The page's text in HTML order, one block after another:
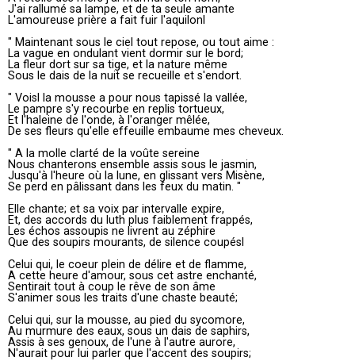
J'ai rallumé sa lampe, et de ta seule amante
L'amoureuse prière a fait fuir l'aquilonl
" Maintenant sous le ciel tout repose, ou tout aime :
La vague en ondulant vient dormir sur le bord;
La fleur dort sur sa tige, et la nature même
Sous le dais de la nuit se recueille et s'endort.
" Voisl la mousse a pour nous tapissé la vallée,
Le pampre s'y recourbe en replis tortueux,
Et l'haleine de l'onde, à l'oranger mêlée,
De ses fleurs qu'elle effeuille embaume mes cheveux.
" A la molle clarté de la voûte sereine
Nous chanterons ensemble assis sous le jasmin,
Jusqu'à l'heure où la lune, en glissant vers Misène,
Se perd en pâlissant dans les feux du matin. "
Elle chante; et sa voix par intervalle expire,
Et, des accords du luth plus faiblement frappés,
Les échos assoupis ne livrent au zéphire
Que des soupirs mourants, de silence coupésl
Celui qui, le coeur plein de délire et de flamme,
A cette heure d'amour, sous cet astre enchanté,
Sentirait tout à coup le rêve de son âme
S'animer sous les traits d'une chaste beauté;
Celui qui, sur la mousse, au pied du sycomore,
Au murmure des eaux, sous un dais de saphirs,
Assis à ses genoux, de l'une à l'autre aurore,
N'aurait pour lui parler que l'accent des soupirs;